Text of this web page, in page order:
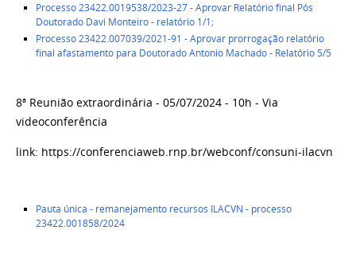
Processo 23422.0019538/2023-27 - Aprovar Relatório final Pós
Doutorado Davi Monteiro - relatório 1/1;
Processo 23422.007039/2021-91 - Aprovar prorrogação relatório
final afastamento para Doutorado Antonio Machado - Relatório 5/5
8ª Reunião extraordinária - 05/07/2024 - 10h - Via
videoconferência
link: https://conferenciaweb.rnp.br/webconf/consuni-ilacvn
Pauta única - remanejamento recursos ILACVN - processo
23422.001858/2024